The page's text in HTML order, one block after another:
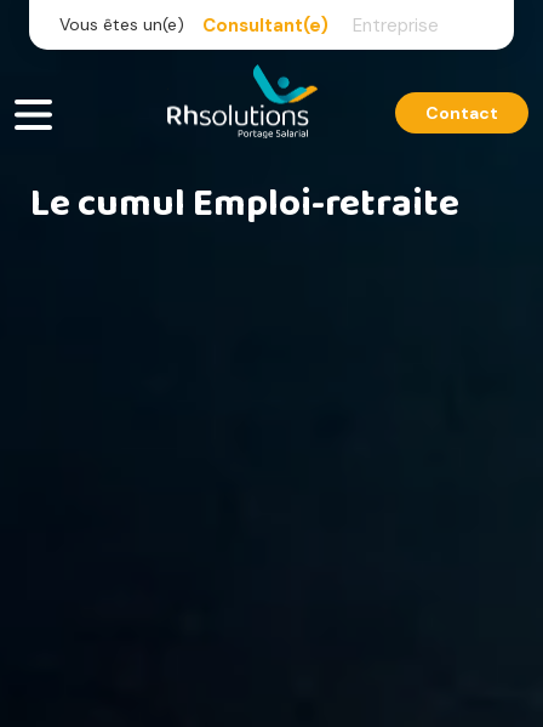
Vous êtes un(e) Consultant(e) Entreprise
Contact
Le cumul Emploi-retraite